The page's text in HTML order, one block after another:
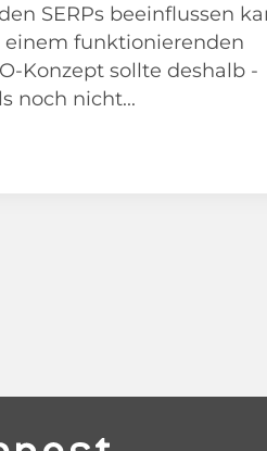
SERPs beeinflussen
einem funktionierenden
Konzept sollte deshalb -
noch nicht...